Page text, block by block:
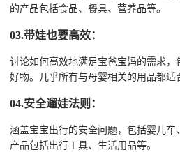
的产品包括食品、餐具、营养品等。
03.带娃也要高效：
讨论如何高效地满足宝爸宝妈的需求
好物。几乎所有与母婴相关的用品都适
04.安全遛娃法则：
涵盖宝宝出行的安全问题，包括婴儿车
产品包括出行工具、生活用品等。